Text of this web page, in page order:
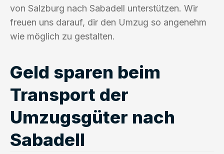
von Salzburg nach Sabadell unterstützen. Wir
freuen uns darauf, dir den Umzug so angenehm
wie möglich zu gestalten.
Geld sparen beim
Transport der
Umzugsgüter nach
Sabadell